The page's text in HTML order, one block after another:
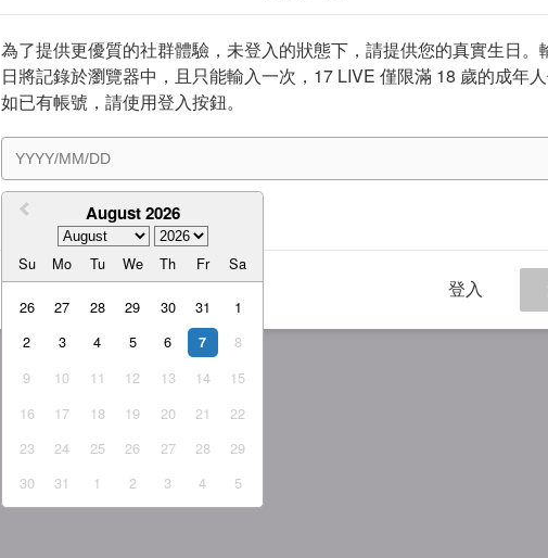
為了提供更優質的社群體驗，未登入的狀態下，請提供您的真實生日。
日將記錄於瀏覽器中，且只能輸入一次，17 LIVE 僅限滿 18 歲的成年人
如已有帳號，請使用登入按鈕。
August 2026
Su Mo Tu We Th Fr Sa
26 27 28 29 30 31
1
2
3 4 5 6 7
8
9
10 11 12 13 14
15
16
17 18 19 20 21
22
23
24 25 26 27 28
29
30
31 1 2 3 4 5
我同意 服務條款與隱私權政策
登入